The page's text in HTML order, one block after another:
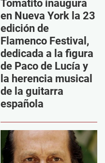
Tomatito inaugura
en Nueva York la 23
edición de
Flamenco Festival,
dedicada a la figura
de Paco de Lucía y
la herencia musical
de la guitarra
española